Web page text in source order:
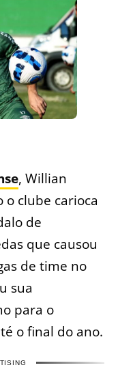
, Willian
o clube carioca
de
que causou
de time no
sua
para o
o final do ano.